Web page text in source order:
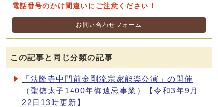
電話番号のかけ間違いにご注意ください！
お問い合わせフォーム
この記事と同じ分類の記事
「法隆寺中門前金剛流宗家能楽公演」の開催
（聖徳太子1400年御遠忌事業）【令和3年9月
22日13時更新】